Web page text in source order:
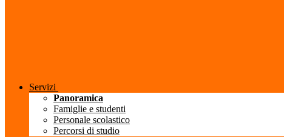
Servizi
Panoramica
Famiglie e studenti
Personale scolastico
Percorsi di studio